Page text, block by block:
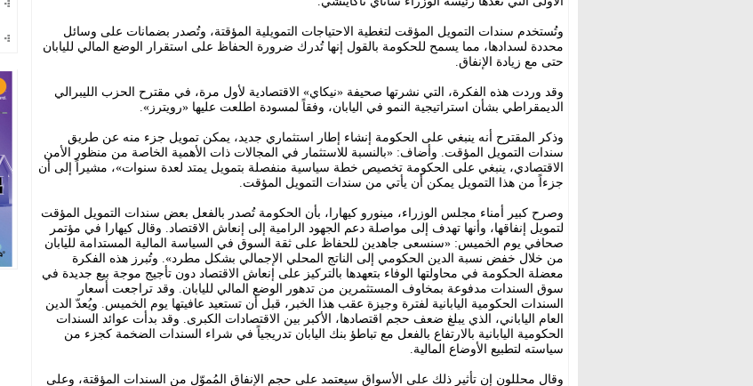
وتُستخدم سندات التمويل المؤقت لتغطية الاحتياجات التمويلية المؤقتة، وتُصدر بضمانات على وسائل
محددة لسدادها، مما يسمح للحكومة بالقول إنها تُدرك ضرورة الحفاظ على استقرار الوضع المالي لليابان
حتى مع زيادة الإنفاق.
وقد وردت هذه الفكرة، التي نشرتها صحيفة «نيكاي» الاقتصادية لأول مرة، في مقترح الحزب الليبرالي
الديمقراطي بشأن استراتيجية النمو في اليابان، وفقاً لمسودة اطلعت عليها «رويترز».
وذكر المقترح أنه ينبغي على الحكومة إنشاء إطار استثماري جديد، يمكن تمويل جزء منه عن طريق
سندات التمويل المؤقت. وأضاف: «بالنسبة للاستثمار في المجالات ذات الأهمية الخاصة من منظور الأمن
الاقتصادي، ينبغي على الحكومة تخصيص خطة سياسية منفصلة بتمويل يمتد لعدة سنوات»، مشيراً إلى أن
جزءاً من هذا التمويل يمكن أن يأتي من سندات التمويل المؤقت.
وصرح كبير أمناء مجلس الوزراء، مينورو كيهارا، بأن الحكومة تُصدر بالفعل بعض سندات التمويل المؤقت
لتمويل إنفاقها، وأنها تهدف إلى مواصلة دعم الجهود الرامية إلى إنعاش الاقتصاد. وقال كيهارا في مؤتمر
صحافي يوم الخميس: «سنسعى جاهدين للحفاظ على ثقة السوق في السياسة المالية المستدامة لليابان
من خلال خفض نسبة الدين الحكومي إلى الناتج المحلي الإجمالي بشكل مطرد». وتُبرز هذه الفكرة
معضلة الحكومة في محاولتها الوفاء بتعهدها بالتركيز على إنعاش الاقتصاد دون تأجيج موجة بيع جديدة في
سوق السندات مدفوعة بمخاوف المستثمرين من تدهور الوضع المالي لليابان. وقد تراجعت أسعار
السندات الحكومية اليابانية لفترة وجيزة عقب هذا الخبر، قبل أن تستعيد عافيتها يوم الخميس. ويُعدّ الدين
العام الياباني، الذي يبلغ ضعف حجم اقتصادها، الأكبر بين الاقتصادات الكبرى. وقد بدأت عوائد السندات
الحكومية اليابانية بالارتفاع بالفعل مع تباطؤ بنك اليابان تدريجياً في شراء السندات الضخمة كجزء من
سياسته لتطبيع الأوضاع المالية.
وقال محللون إن تأثير ذلك على الأسواق سيعتمد على حجم الإنفاق المُموّل من السندات المؤقتة، وعلى